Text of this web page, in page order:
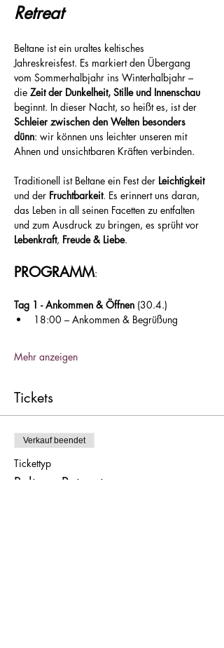
Retreat
Beltane ist ein uraltes keltisches
Jahreskreisfest. Es markiert den Übergang
vom Sommerhalbjahr ins Winterhalbjahr –
die Zeit der Dunkelheit, Stille und Innenschau
beginnt. In dieser Nacht, so heißt es, ist der
Schleier zwischen den Welten besonders
dünn: wir können uns leichter unseren mit
Ahnen und unsichtbaren Kräften verbinden.
Traditionell ist Beltane ein Fest der Leichtigkeit
und der Fruchtbarkeit. Es erinnert uns daran,
das Leben in all seinen Facetten zu entfalten
und zum Ausdruck zu bringen, es sprüht vor
Lebenkraft, Freude & Liebe.
PROGRAMM:
Tag 1 - Ankommen & Öffnen (30.4.)
18:00 – Ankommen & Begrüßung
Mehr anzeigen
Tickets
Verkauf beendet
Tickettyp
Beltane-Retreat